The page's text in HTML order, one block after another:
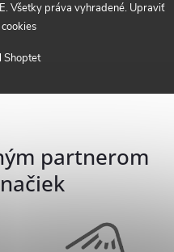
Shoptet
. Všetky práva vyhradené. Upraviť
partnerom